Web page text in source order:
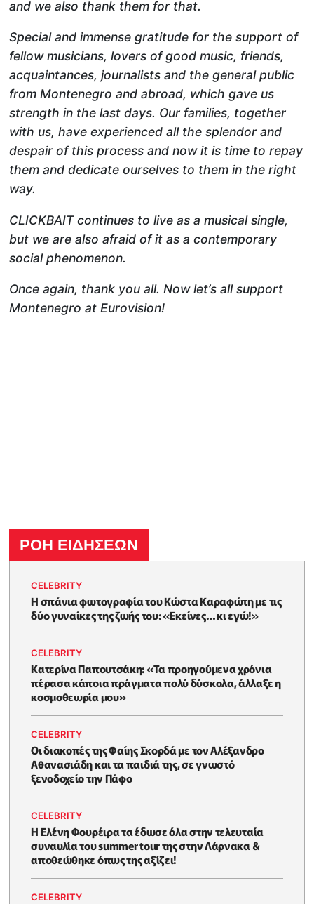
and we also thank them for that.
Special and immense gratitude for the support of
fellow musicians, lovers of good music, friends,
acquaintances, journalists and the general public
from Montenegro and abroad, which gave us
strength in the last days. Our families, together
with us, have experienced all the splendor and
despair of this process and now it is time to repay
them and dedicate ourselves to them in the right
way.
CLICKBAIT continues to live as a musical single,
but we are also afraid of it as a contemporary
social phenomenon.
Once again, thank you all. Now let’s all support
Montenegro at Eurovision!
ΡΟΗ ΕΙΔΗΣΕΩΝ
CELEBRITY
Η σπάνια φωτογραφία του Κώστα Καραφώτη με τις
δύο γυναίκες της ζωής του: «Εκείνες… κι εγώ!»
CELEBRITY
Κατερίνα Παπουτσάκη: «Τα προηγούμενα χρόνια
πέρασα κάποια πράγματα πολύ δύσκολα, άλλαξε η
κοσμοθεωρία μου»
CELEBRITY
Οι διακοπές της Φαίης Σκορδά με τον Αλέξανδρο
Αθανασιάδη και τα παιδιά της, σε γνωστό
ξενοδοχείο την Πάφο
CELEBRITY
Η Ελένη Φουρέιρα τα έδωσε όλα στην τελευταία
συναυλία του summer tour της στην Λάρνακα &
αποθεώθηκε όπως της αξίζει!
CELEBRITY